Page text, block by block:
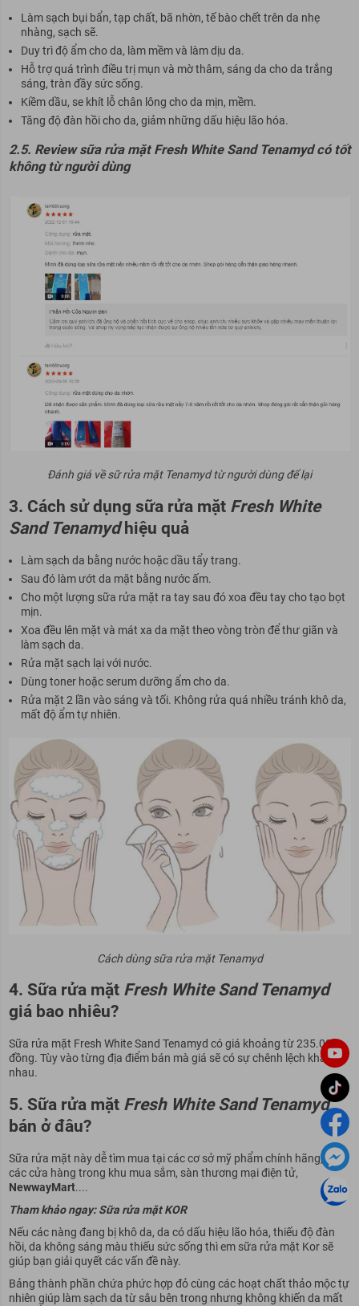
Làm sạch bụi bẩn, tạp chất, bã nhờn, tế bào chết trên da nhẹ
nhàng, sạch sẽ.
Duy trì độ ẩm cho da, làm mềm và làm dịu da.
Hỗ trợ quá trình điều trị mụn và mờ thâm, sáng da cho da trắng
sáng, tràn đầy sức sống.
Kiềm dầu, se khít lỗ chân lông cho da mịn, mềm.
Tăng độ đàn hồi cho da, giảm những dấu hiệu lão hóa.
2.5. Review sữa rửa mặt Fresh White Sand Tenamyd có tốt
không từ người dùng
Đánh giá về sữ rửa mặt Tenamyd từ người dùng để lại
3. Cách sử dụng sữa rửa mặt Fresh White
Sand Tenamydhiệu quả
Làm sạch da bằng nước hoặc dầu tẩy trang.
Sau đó làm ướt da mặt bằng nước ấm.
Cho một lượng sữa rửa mặt ra tay sau đó xoa đều tay cho tạo bọt
mịn.
Xoa đều lên mặt và mát xa da mặt theo vòng tròn để thư giãn và
làm sạch da.
Rửa mặt sạch lại với nước.
Dùng toner hoặc serum dưỡng ẩm cho da.
Rửa mặt 2 lần vào sáng và tối. Không rửa quá nhiều tránh khô da,
mất độ ẩm tự nhiên.
Cách dùng sữa rửa mặt Tenamyd
4. Sữa rửa mặt Fresh White Sand Tenamyd
giá bao nhiêu?
Sữa rửa mặt Fresh White Sand Tenamyd có giá khoảng từ 235.000
đồng. Tùy vào từng địa điểm bán mà giá sẽ có sự chênh lệch khác
nhau.
5. Sữa rửa mặt Fresh White Sand Tenamyd
bán ở đâu?
Sữa rửa mặt này dễ tìm mua tại các cơ sở mỹ phẩm chính hãng, tại
các cửa hàng trong khu mua sắm, sàn thương mại điện tử,
NewwayMart....
Tham khảo ngay:Sữa rửa mặt KOR
Nếu các nàng đang bị khô da, da có dấu hiệu lão hóa, thiếu độ đàn
hồi, da không sáng màu thiếu sức sống thì em sữa rửa mặt Kor sẽ
giúp bạn giải quyết các vấn đề này.
Bảng thành phần chứa phức hợp đỏ cùng các hoạt chất thảo mộc tự
nhiên giúp làm sạch da từ sâu bên trong nhưng không khiến da mất